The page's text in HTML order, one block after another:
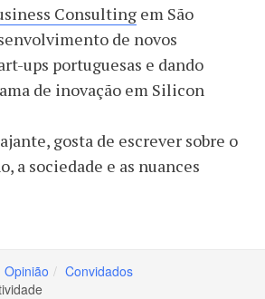
Consulting em São
de novos
ups portuguesas e dando
de inovação em Silicon
gosta de escrever sobre o
a sociedade e as nuances
Opinião
Convidados